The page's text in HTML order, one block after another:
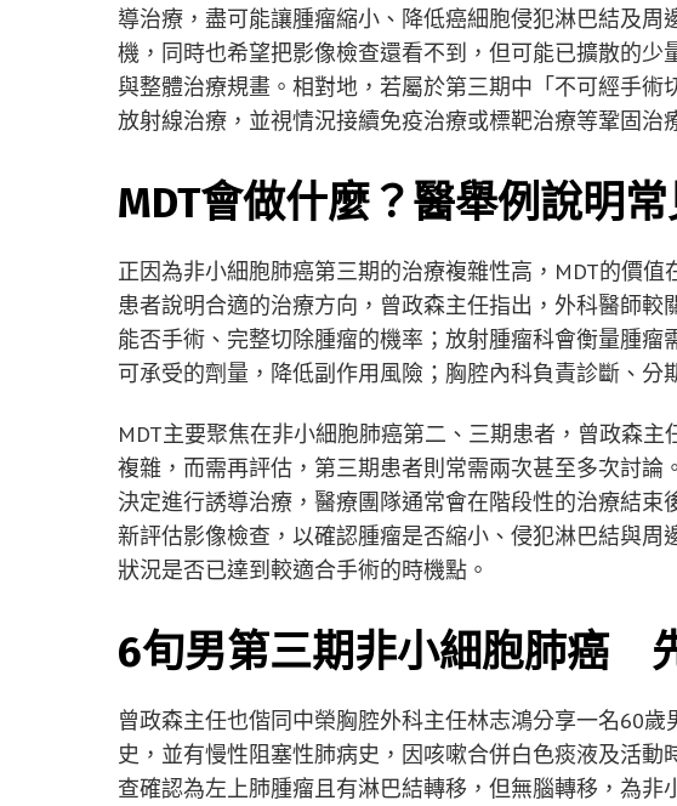
導治療，盡可能讓腫瘤縮小、降低癌細胞侵犯淋巴結及
機，同時也希望把影像檢查還看不到，但可能已擴散的少
與整體治療規畫。相對地，若屬於第三期中「不可經手
放射線治療，並視情況接續免疫治療或標靶治療等鞏固治
MDT會做什麼？醫舉例說明
正因為非小細胞肺癌第三期的治療複雜性高，MDT的價
患者說明合適的治療方向，曾政森主任指出，外科醫師
能否手術、完整切除腫瘤的機率；放射腫瘤科會衡量腫
可承受的劑量，降低副作用風險；胸腔內科負責診斷、分
MDT主要聚焦在非小細胞肺癌第二、三期患者，曾政森
複雜，而需再評估，第三期患者則常需兩次甚至多次討論
決定進行誘導治療，醫療團隊通常會在階段性的治療結
新評估影像檢查，以確認腫瘤是否縮小、侵犯淋巴結與周
狀況是否已達到較適合手術的時機點。
6旬男第三期非小細胞肺癌
曾政森主任也偕同中榮胸腔外科主任林志鴻分享一名60
史，並有慢性阻塞性肺病史，因咳嗽合併白色痰液及活
查確認為左上肺腫瘤且有淋巴結轉移，但無腦轉移，為非